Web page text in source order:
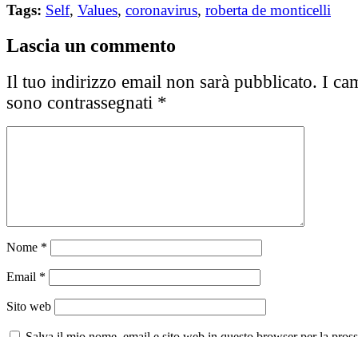
Tags: Self, Values, coronavirus, roberta de monticelli
Lascia un commento
Il tuo indirizzo email non sarà pubblicato. I
sono contrassegnati *
Nome *
Email *
Sito web